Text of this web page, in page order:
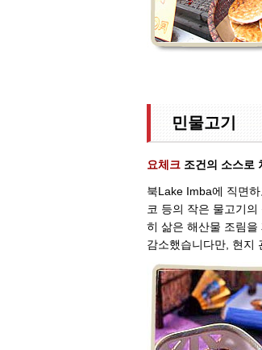
민물고기
요체크 조건의 소스로
북Lake Imba에 직면
코 등의 작은 물고기
히 삶은 해산물 조림
감소했습니다만, 현지